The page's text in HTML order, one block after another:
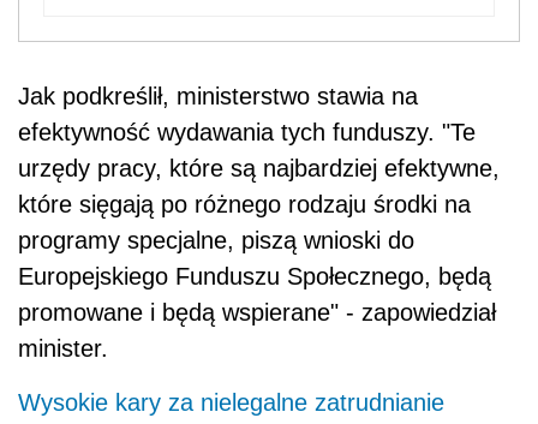
Jak podkreślił, ministerstwo stawia na
efektywność wydawania tych funduszy. "Te
urzędy pracy, które są najbardziej efektywne,
które sięgają po różnego rodzaju środki na
programy specjalne, piszą wnioski do
Europejskiego Funduszu Społecznego, będą
promowane i będą wspierane" - zapowiedział
minister.
Wysokie kary za nielegalne zatrudnianie